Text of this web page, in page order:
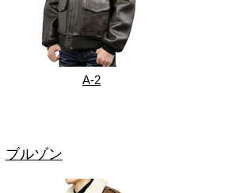
A-2
ブルゾン